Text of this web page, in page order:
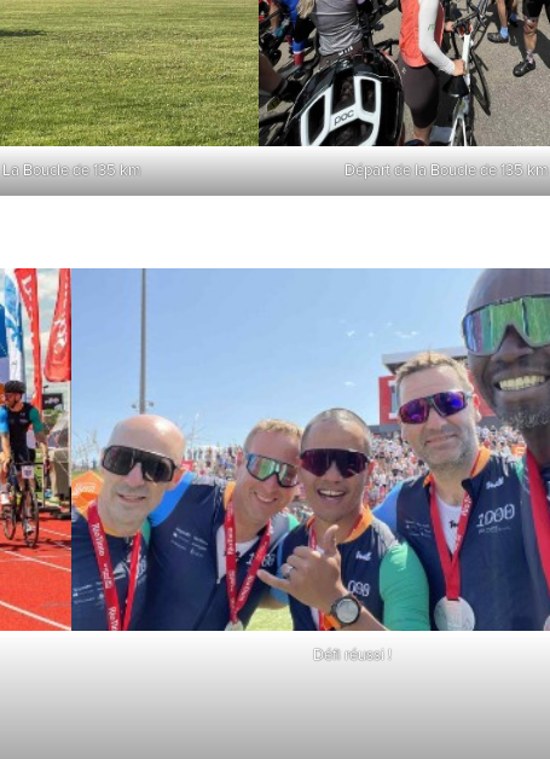
La Boucle de 135 km Départ de la Boucle de 135 km
Défi réussi !